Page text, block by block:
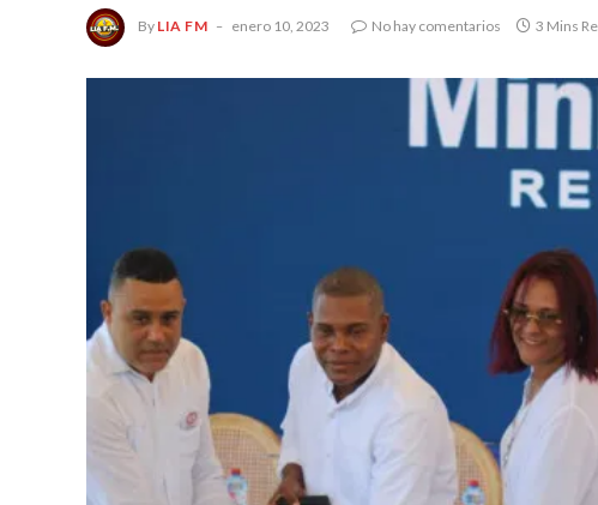
By LIA FM enero 10, 2023 No hay comentarios 3 Mins